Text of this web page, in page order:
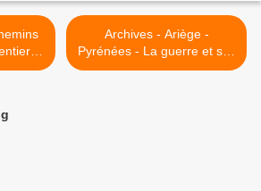
le
Dame
Archives - Ariège -
Pyrénées - La guerre et ses
conséquences - Photos de